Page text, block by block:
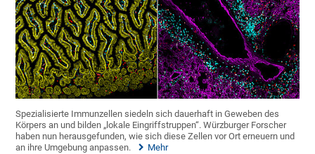
Spezialisierte Immunzellen siedeln sich dauerhaft in Geweben des
Körpers an und bilden „lokale Eingriffstruppen“. Würzburger Forscher
haben nun herausgefunden, wie sich diese Zellen vor Ort erneuern und
an ihre Umgebung anpassen.
Mehr